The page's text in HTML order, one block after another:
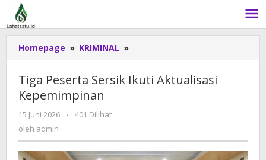
Lewati
konten
Homepage » KRIMINAL »
Peserta
Sersik
Ikuti
Tiga Peserta Sersik Ikuti Aktualisasi
Kepemimpinan
15 Juni 2026
oleh
-
401 Dilihat
oleh admin